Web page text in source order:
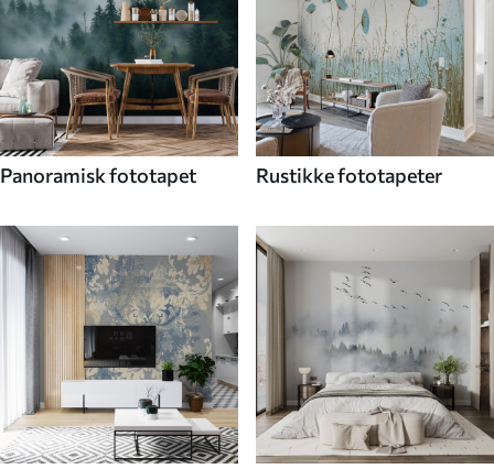
Panoramisk fototapet Rustikke fototapeter